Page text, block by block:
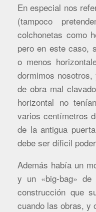
En especial nos
(tampoco
colchonetas como
pero en este caso,
o menos
dormimos
de obra mal
horizontal no
varios centímetros
de la antigua
debe ser díficil
Además había un
y un «big-bag»
construcción que
cuando las obras, y